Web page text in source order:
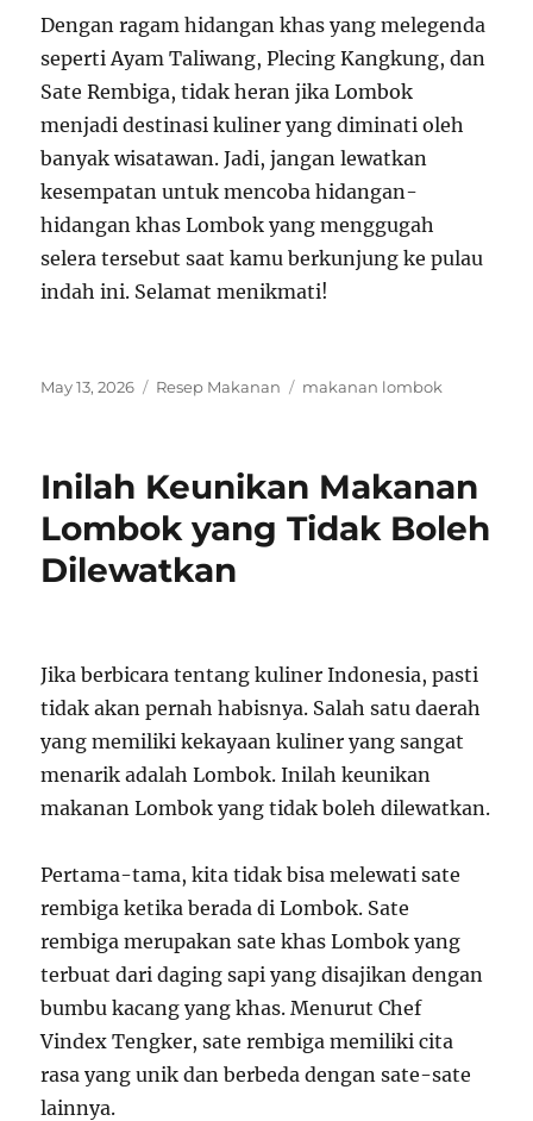
Dengan ragam hidangan khas yang melegenda
seperti Ayam Taliwang, Plecing Kangkung, dan
Sate Rembiga, tidak heran jika Lombok
menjadi destinasi kuliner yang diminati oleh
banyak wisatawan. Jadi, jangan lewatkan
kesempatan untuk mencoba hidangan-
hidangan khas Lombok yang menggugah
selera tersebut saat kamu berkunjung ke pulau
indah ini. Selamat menikmati!
Posted
May 13, 2026 Categories
Resep Makanan Tags
makanan lombok
Inilah Keunikan Makanan
Lombok yang Tidak Boleh
Dilewatkan
Jika berbicara tentang kuliner Indonesia, pasti
tidak akan pernah habisnya. Salah satu daerah
yang memiliki kekayaan kuliner yang sangat
menarik adalah Lombok. Inilah keunikan
makanan Lombok yang tidak boleh dilewatkan.
Pertama-tama, kita tidak bisa melewati sate
rembiga ketika berada di Lombok. Sate
rembiga merupakan sate khas Lombok yang
terbuat dari daging sapi yang disajikan dengan
bumbu kacang yang khas. Menurut Chef
Vindex Tengker, sate rembiga memiliki cita
rasa yang unik dan berbeda dengan sate-sate
lainnya.